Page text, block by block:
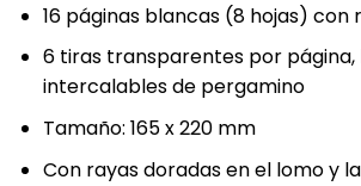
16 páginas blancas (8 hojas) con
6 tiras transparentes por página,
intercalables de pergamino
Tamaño: 165 x 220 mm
Con rayas doradas en el lomo y